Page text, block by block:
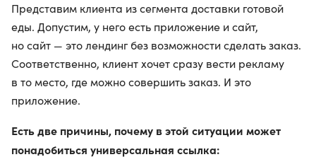
Представим клиента из сегмента доставки готовой
еды. Допустим, у него есть приложение и сайт,
но сайт — это лендинг без возможности сделать заказ.
Соответственно, клиент хочет сразу вести рекламу
в то место, где можно совершить заказ. И это
приложение.
Есть две причины, почему в этой ситуации может
понадобиться универсальная ссылка: